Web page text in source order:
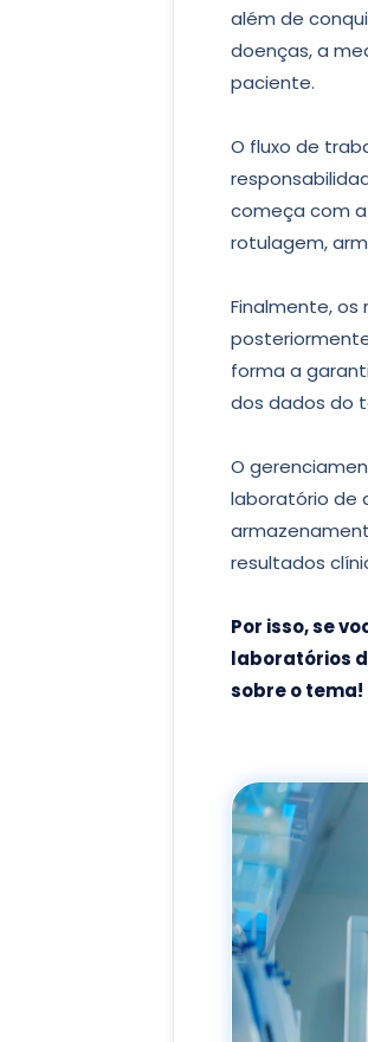
além de
doenças, a
paciente.
O fluxo de
começa com
rotulagem,
Finalmente,
forma a
dos dados do
O
laboratório de
resultados
Por isso, se
laboratórios
sobre o tema!